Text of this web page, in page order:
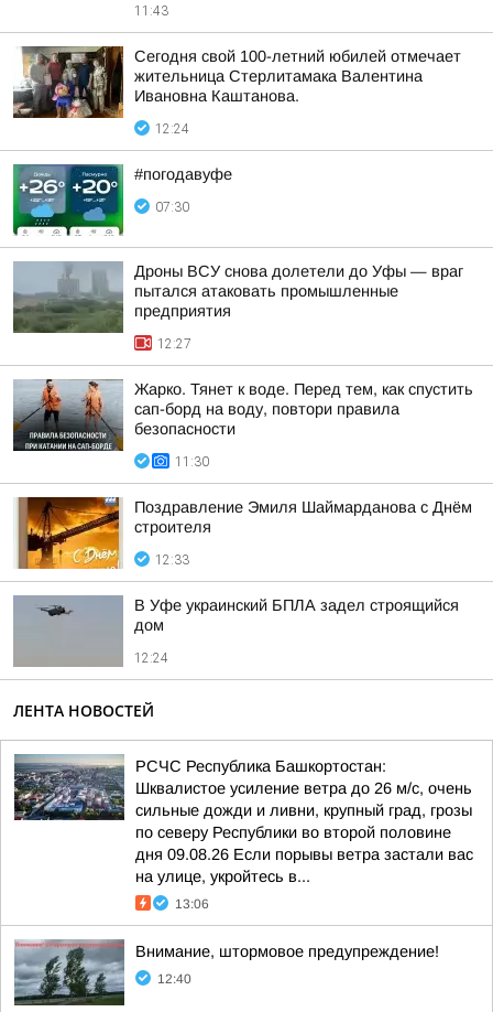
11:43
Сегодня свой 100-летний юбилей отмечает
жительница Стерлитамака Валентина
Ивановна Каштанова.
12:24
#погодавуфе
07:30
Дроны ВСУ снова долетели до Уфы — враг
пытался атаковать промышленные
предприятия
12:27
Жарко. Тянет к воде. Перед тем, как спустить
сап-борд на воду, повтори правила
безопасности
11:30
Поздравление Эмиля Шаймарданова с Днём
строителя
12:33
В Уфе украинский БПЛА задел строящийся
дом
12:24
ЛЕНТА НОВОСТЕЙ
РСЧС Республика Башкортостан:
Шквалистое усиление ветра до 26 м/с, очень
сильные дожди и ливни, крупный град, грозы
по северу Республики во второй половине
дня 09.08.26 Если порывы ветра застали вас
на улице, укройтесь в...
13:06
Внимание, штормовое предупреждение!
12:40